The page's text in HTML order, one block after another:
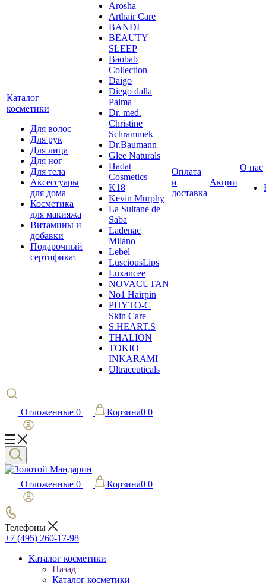
Каталог
косметики
Для волос
Для рук
Для лица
Для ног
Для тела
Аксессуары
для дома
Косметика
для макияжа
Витамины и
добавки
Подарочный
сертификат
Arosha
Arthair Care
BANDI
BEAUTY
SLEEP
Baobab
Collection
Daigo
Diego dalla
Palma
Dr. med.
Christine
Schrammek
Dr.Baumann
Glee Naturals
Hadat
Cosmetics
K18
Kevin Murphy
La Sultane de
Saba
Ladenac
Milano
Lebel
LusciousLips
Luxancee
NOVACUTAN
No1 Hairpin
PHYTO-C
Skin Care
S.HEART.S
THALION
TOKIO
INKARAMI
Ultraceuticals
Оплата
и
доставка
Акции
О нас
Отложенные 0 Корзина0 0
Отложенные 0 Корзина0 0
Телефоны
+7 (495) 260-17-98
Каталог косметики
Назад
Каталог косметики